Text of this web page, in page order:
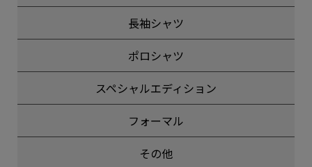
長袖シャツ
ポロシャツ
スペシャルエディション
フォーマル
その他